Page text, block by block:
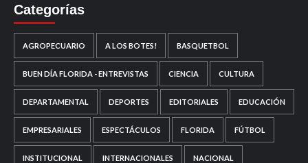
Categorías
AGROPECUARIO A LOS BOTES! BASQUETBOL
BUEN DÍA FLORIDA - ENTREVISTAS CIENCIA CULTURA
DEPARTAMENTAL DEPORTES EDITORIALES EDUCACIÓN
EMPRESARIALES ESPECTÁCULOS FLORIDA FÚTBOL
INSTITUCIONAL INTERNACIONALES NACIONAL